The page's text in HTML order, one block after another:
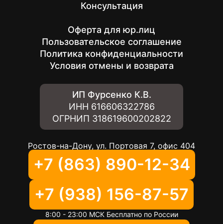
Консультация
Оферта для юр.лиц
Пользовательское соглашение
Политика конфиденциальности
Условия отмены и возврата
ИП Фурсенко К.В.
ИНН 616606322786
ОГРНИП 318619600202822
Ростов-на-Дону, ул. Портовая 7, офис 404
+7 (863) 890-12-34
+7 (938) 156-87-57
8:00 - 23:00 МСК Бесплатно по России